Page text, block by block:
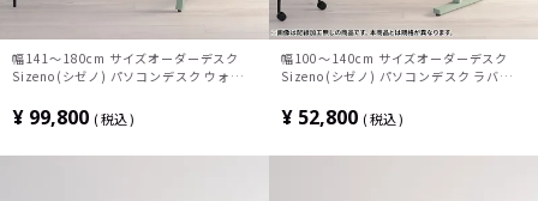
幅141～180cm サイズオーダーデスク
Sizeno(シゼノ) パソコンデスク ウォール
然木 パソコンデスク 配線穴 オフィスデス
ク テレワークデスク 勉強机 おしゃれ ウ
¥ 99,800 税込
幅100～140cm サイズオーダーデスク
Sizeno(シゼノ) パソコンデスク ラバーウ
木 パソコンデスク 切り欠き オフィスデス
ク テレワークデスク 勉強机 おしゃれ 北
¥ 52,800 税込